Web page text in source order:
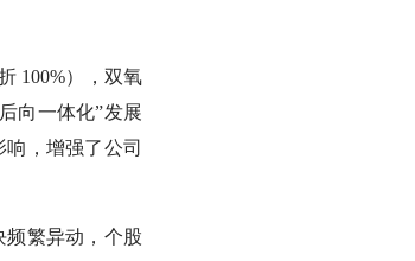
100%），双氧
向一体化”发展
，增强了公司
频繁异动，个股